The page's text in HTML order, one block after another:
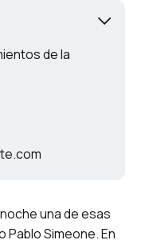
de la
una de esas
Pablo Simeone. En